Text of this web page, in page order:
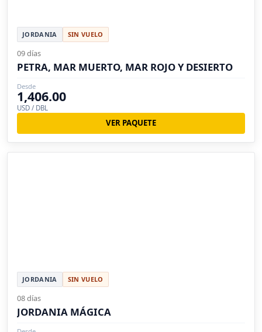
JORDANIA SIN VUELO
09 días
PETRA, MAR MUERTO, MAR ROJO Y DESIERTO
Desde
1,406.00
USD / DBL
VER PAQUETE
JORDANIA SIN VUELO
08 días
JORDANIA MÁGICA